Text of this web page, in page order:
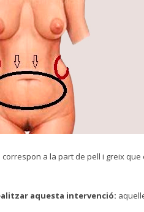
a la part de pell i greix
aquesta intervenció: